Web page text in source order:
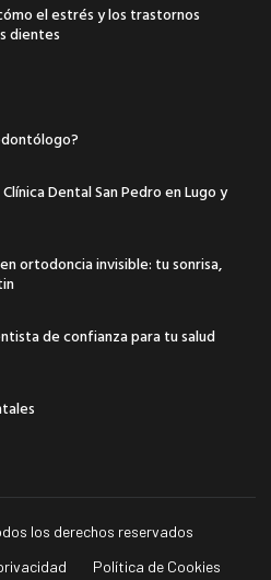
el estrés y los trastornos
dientes
Dental San Pedro en Lugo y
ortodoncia invisible: tu sonrisa,
de confianza para tu salud
los derechos reservados
Política de Cookies